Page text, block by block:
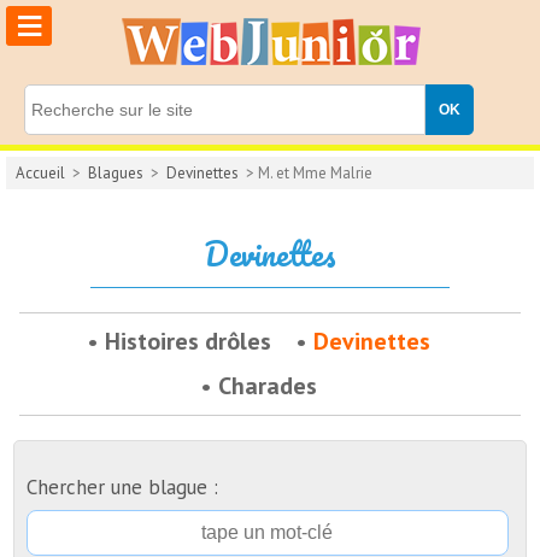
≡
Accueil > Blagues > Devinettes > M. et Mme Malrie
Devinettes
Histoires drôles
Devinettes
Charades
Chercher une blague :